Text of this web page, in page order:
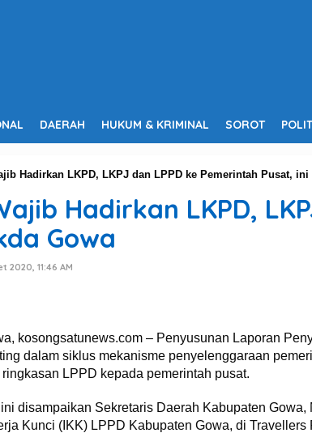
DAERAH HUKUM & KRIMINAL SOROT
Hadirkan LKPD, LKPJ dan LPPD ke Pemerintah Pusat, ini
Hadirkan LKPD,
Gowa
2020, 11:46 AM
kosongsatunews.com – Penyusunan Laporan
dalam siklus mekanisme penyelenggaraan
LPPD kepada pemerintah pusat.
disampaikan Sekretaris Daerah Kabupaten
Kunci (IKK) LPPD Kabupaten Gowa, di